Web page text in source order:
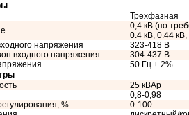
Трехфазная
0,4 кВ (по
0.4 кВ, 0.44
напряжения
323-418 В
входного напряжения
304-437 В
50 Гц ± 2%
25 кВАр
0,8-0,98
%
0-100